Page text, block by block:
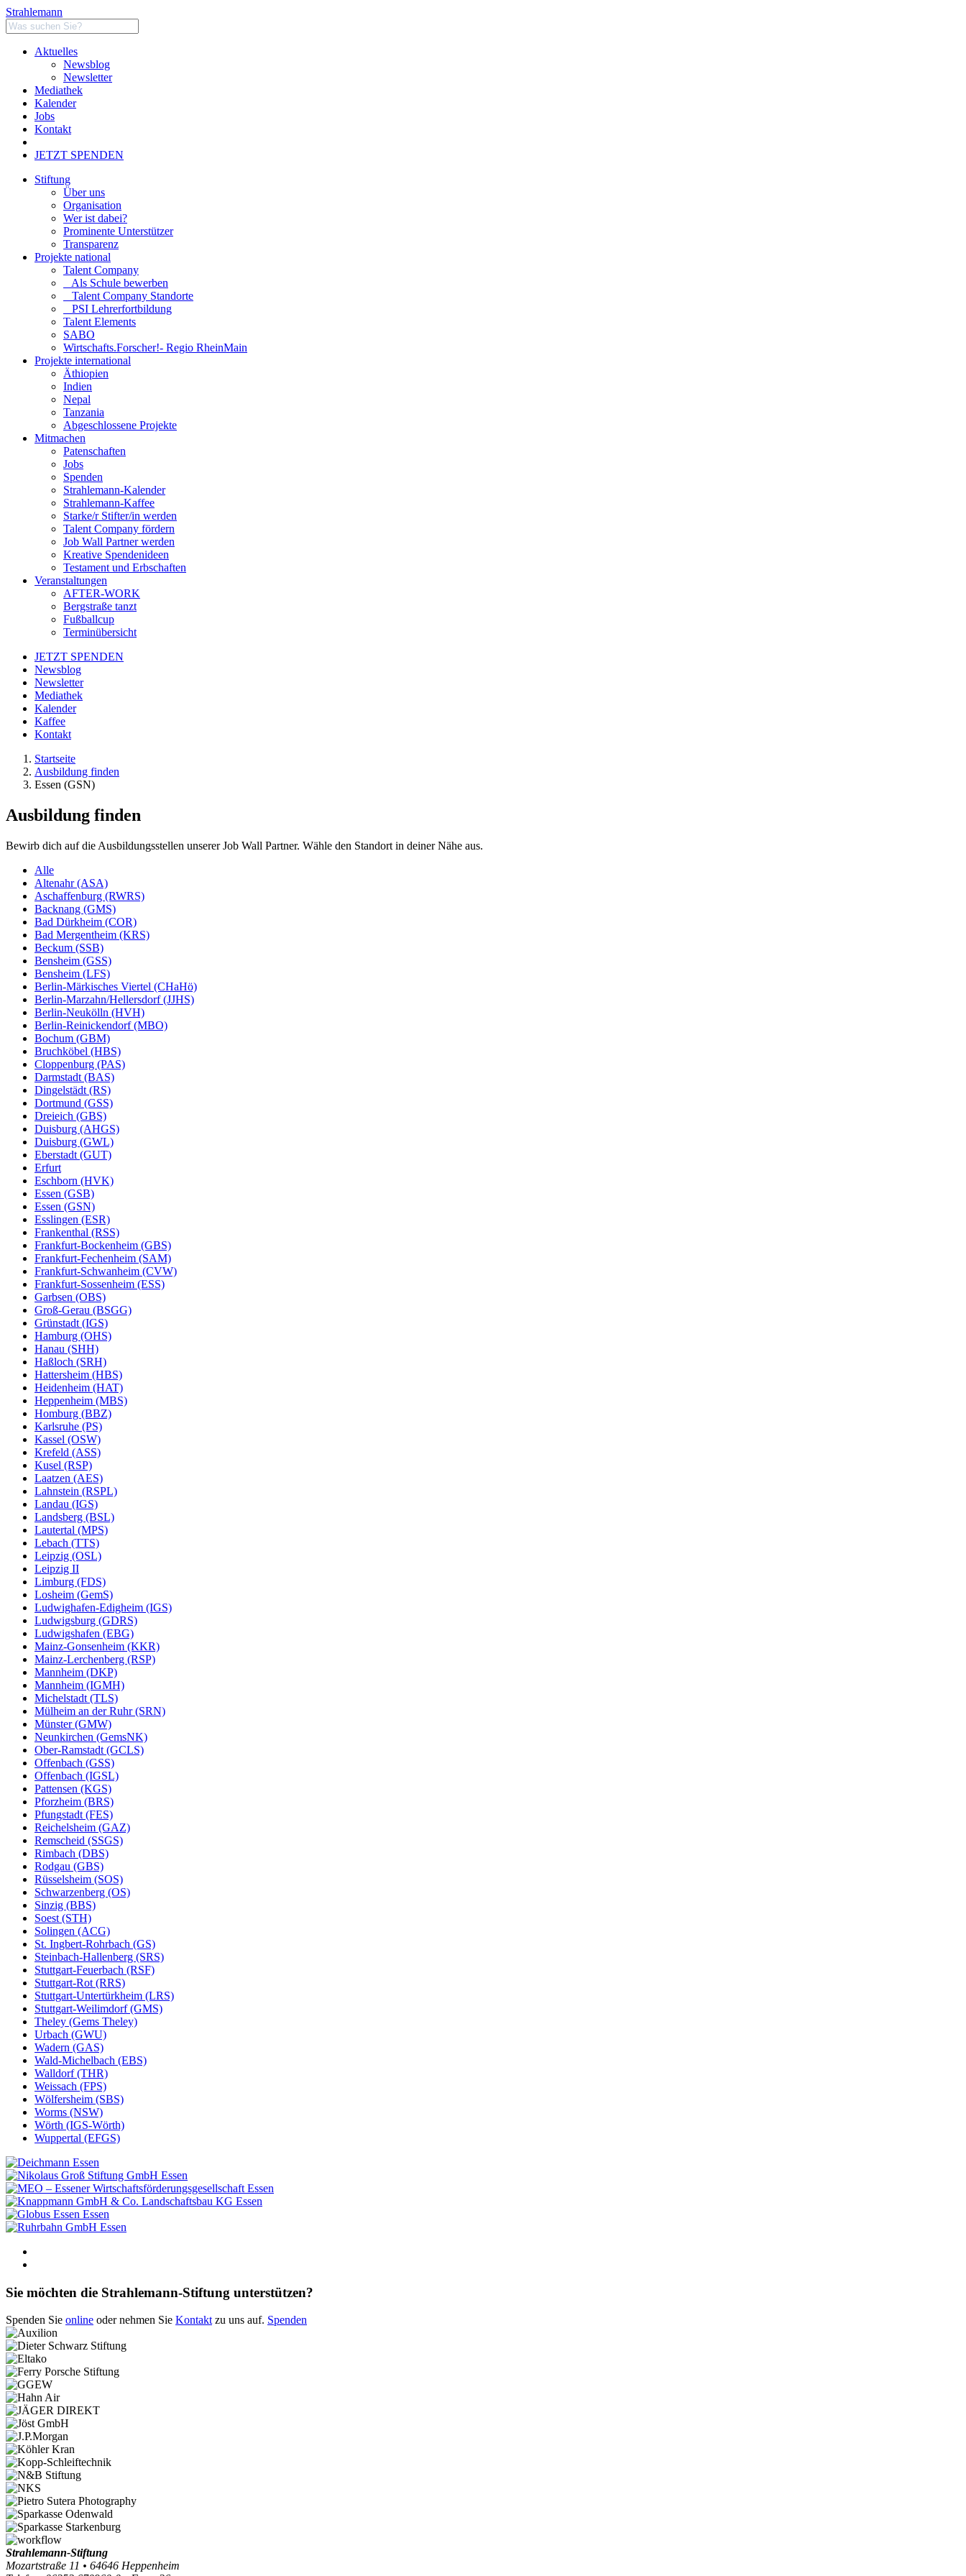
Strahlemann
Aktuelles
Newsblog
Newsletter
Mediathek
Kalender
Jobs
Kontakt
JETZT SPENDEN
Stiftung
Über uns
Organisation
Wer ist dabei?
Prominente Unterstützer
Transparenz
Projekte national
Talent Company
Als Schule bewerben
Talent Company Standorte
PSI Lehrerfortbildung
Talent Elements
SABO
Wirtschafts.Forscher!- Regio RheinMain
Projekte international
Äthiopien
Indien
Nepal
Tanzania
Abgeschlossene Projekte
Mitmachen
Patenschaften
Jobs
Spenden
Strahlemann-Kalender
Strahlemann-Kaffee
Starke/r Stifter/in werden
Talent Company fördern
Job Wall Partner werden
Kreative Spendenideen
Testament und Erbschaften
Veranstaltungen
AFTER-WORK
Bergstraße tanzt
Fußballcup
Terminübersicht
JETZT SPENDEN
Newsblog
Newsletter
Mediathek
Kalender
Kaffee
Kontakt
Startseite
Ausbildung finden
Essen (GSN)
Ausbildung finden
Bewirb dich auf die Ausbildungsstellen unserer Job Wall Partner. Wähle den Standort in deiner Nähe aus.
Alle
Altenahr (ASA)
Aschaffenburg (RWRS)
Backnang (GMS)
Bad Dürkheim (COR)
Bad Mergentheim (KRS)
Beckum (SSB)
Bensheim (GSS)
Bensheim (LFS)
Berlin-Märkisches Viertel (CHaHö)
Berlin-Marzahn/Hellersdorf (JJHS)
Berlin-Neukölln (HVH)
Berlin-Reinickendorf (MBO)
Bochum (GBM)
Bruchköbel (HBS)
Cloppenburg (PAS)
Darmstadt (BAS)
Dingelstädt (RS)
Dortmund (GSS)
Dreieich (GBS)
Duisburg (AHGS)
Duisburg (GWL)
Eberstadt (GUT)
Erfurt
Eschborn (HVK)
Essen (GSB)
Essen (GSN)
Esslingen (ESR)
Frankenthal (RSS)
Frankfurt-Bockenheim (GBS)
Frankfurt-Fechenheim (SAM)
Frankfurt-Schwanheim (CVW)
Frankfurt-Sossenheim (ESS)
Garbsen (OBS)
Groß-Gerau (BSGG)
Grünstadt (IGS)
Hamburg (OHS)
Hanau (SHH)
Haßloch (SRH)
Hattersheim (HBS)
Heidenheim (HAT)
Heppenheim (MBS)
Homburg (BBZ)
Karlsruhe (PS)
Kassel (OSW)
Krefeld (ASS)
Kusel (RSP)
Laatzen (AES)
Lahnstein (RSPL)
Landau (IGS)
Landsberg (BSL)
Lautertal (MPS)
Lebach (TTS)
Leipzig (OSL)
Leipzig II
Limburg (FDS)
Losheim (GemS)
Ludwighafen-Edigheim (IGS)
Ludwigsburg (GDRS)
Ludwigshafen (EBG)
Mainz-Gonsenheim (KKR)
Mainz-Lerchenberg (RSP)
Mannheim (DKP)
Mannheim (IGMH)
Michelstadt (TLS)
Mülheim an der Ruhr (SRN)
Münster (GMW)
Neunkirchen (GemsNK)
Ober-Ramstadt (GCLS)
Offenbach (GSS)
Offenbach (IGSL)
Pattensen (KGS)
Pforzheim (BRS)
Pfungstadt (FES)
Reichelsheim (GAZ)
Remscheid (SSGS)
Rimbach (DBS)
Rodgau (GBS)
Rüsselsheim (SOS)
Schwarzenberg (OS)
Sinzig (BBS)
Soest (STH)
Solingen (ACG)
St. Ingbert-Rohrbach (GS)
Steinbach-Hallenberg (SRS)
Stuttgart-Feuerbach (RSF)
Stuttgart-Rot (RRS)
Stuttgart-Untertürkheim (LRS)
Stuttgart-Weilimdorf (GMS)
Theley (Gems Theley)
Urbach (GWU)
Wadern (GAS)
Wald-Michelbach (EBS)
Walldorf (THR)
Weissach (FPS)
Wölfersheim (SBS)
Worms (NSW)
Wörth (IGS-Wörth)
Wuppertal (EFGS)
Essen
Essen
Essen
Essen
Essen
Essen
Sie möchten die Strahlemann-Stiftung unterstützen?
Spenden Sie online oder nehmen Sie Kontakt zu uns auf. Spenden
Strahlemann-Stiftung
Mozartstraße 11 • 64646 Heppenheim